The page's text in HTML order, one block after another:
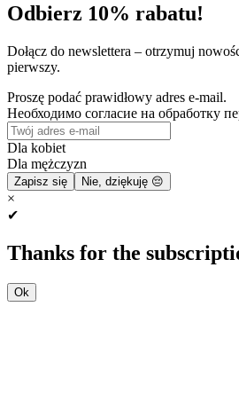
Odbierz 10% rabatu!
Dołącz do newslettera – otrzymuj
pierwszy.
Proszę podać prawidłowy adres e-mail.
Необходимо согласие на обработку
Dla kobiet
Dla mężczyzn
Zapisz się Nie, dziękuję 😔
×
✔
Thanks for the
Ok